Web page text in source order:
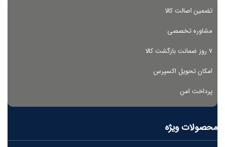
تضمین اصالت کالا
مشاوره تخصصی
۷ روز ضمانت بازگشت کالا
امکان تحویل اکسپرس
پرداخت امن
محصولات ویژه